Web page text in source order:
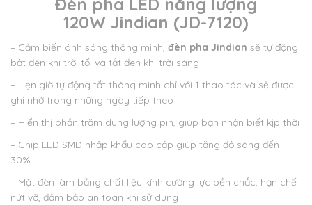
Đèn pha LED năng lượng
120W Jindian (JD-7120)
– Cảm biến ánh sáng thông minh, đèn pha Jindian sẽ tự động
bật đèn khi trời tối và tắt đèn khi trời sáng
– Hẹn giờ tự động tắt thông minh chỉ với 1 thao tác và sẽ được
ghi nhớ trong những ngày tiếp theo
– Hiển thị phần trăm dung lượng pin, giúp bạn nhận biết kịp thời
– Chip LED SMD nhập khẩu cao cấp giúp tăng độ sáng đến
30%
– Mặt đèn làm bằng chất liệu kính cường lực bền chắc, hạn chế
nứt vỡ, đảm bảo an toàn khi sử dụng